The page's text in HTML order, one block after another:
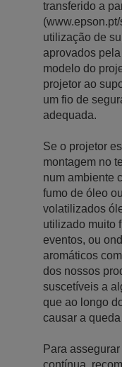
transferido a
utilização de
aprovados
modelo do
projetor ao
um fio de
adequada.
Se o projetor
montagem no
num ambiente
fumo de óleo
volatilizados
utilizado muito
eventos, ou
aromáticos
dos nossos
suscetíveis a
que ao longo
causar a
Para
contínua,